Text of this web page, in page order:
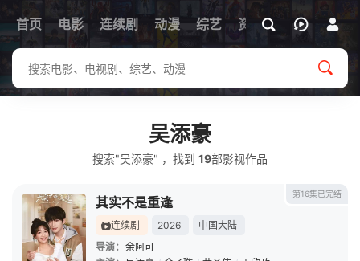
首页 电影 连续剧 动漫 综艺 资讯
吴添豪
搜索"吴添豪" ，找到 19部影视作品
第16集已完结
其实不是重逢
连续剧 2026
中国大陆
导演： 余阿可